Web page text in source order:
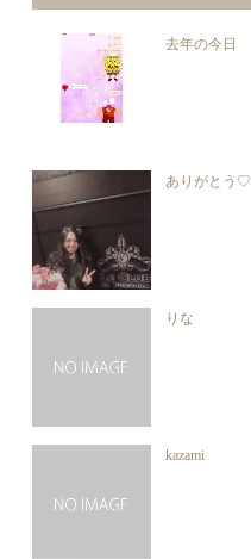
去年の今日
ありがとう♡
りな
kazami